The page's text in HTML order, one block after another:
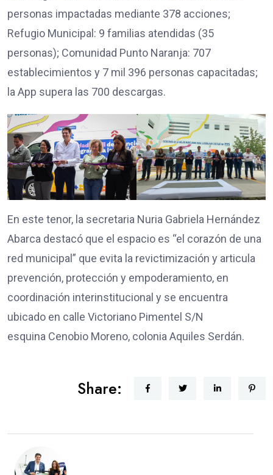
personas impactadas mediante 378 acciones;
Refugio Municipal: 9 familias atendidas (35
personas); Comunidad Punto Naranja: 707
establecimientos y 7 mil 396 personas capacitadas;
la App supera las 700 descargas.
En este tenor, la secretaria Nuria Gabriela Hernández
Abarca destacó que el espacio es “el corazón de una
red municipal” que evita la revictimización y articula
prevención, protección y empoderamiento, en
coordinación interinstitucional y se encuentra
ubicado en calle Victoriano Pimentel S/N
esquina Cenobio Moreno, colonia Aquiles Serdán.
Share: